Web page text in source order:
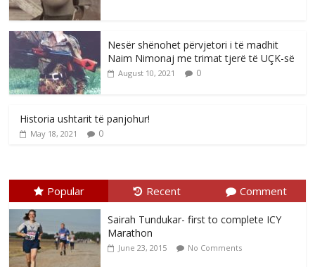
Nesër shënohet përvjetori i të madhit
Naim Nimonaj me trimat tjerë të UÇK-së
August 10, 2021 0
Historia ushtarit të panjohur!
May 18, 2021 0
Popular Recent Comment
Sairah Tundukar- first to complete ICY
Marathon
June 23, 2015 No Comments